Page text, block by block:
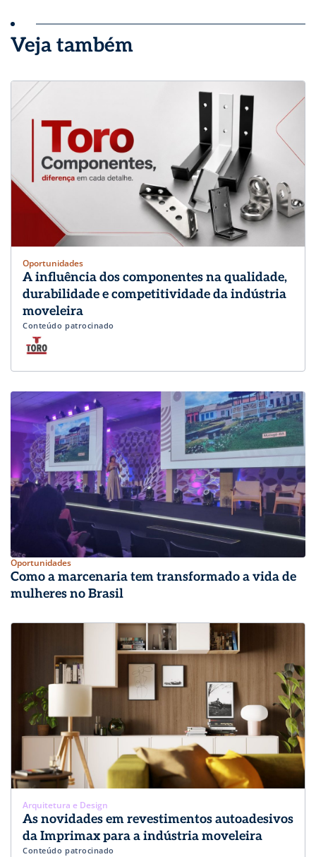
Veja também
Oportunidades
A influência dos componentes na qualidade,
durabilidade e competitividade da indústria
moveleira
Conteúdo patrocinado
Oportunidades
Como a marcenaria tem transformado a vida de
mulheres no Brasil
Arquitetura e Design
As novidades em revestimentos autoadesivos
da Imprimax para a indústria moveleira
Conteúdo patrocinado